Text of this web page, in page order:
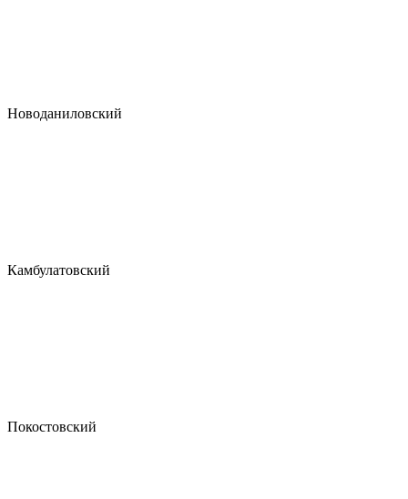
Новоданиловский
Камбулатовский
Покостовский